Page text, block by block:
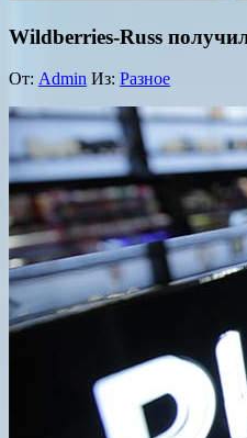
Wildberries-Russ
От: Admin Из: Разное